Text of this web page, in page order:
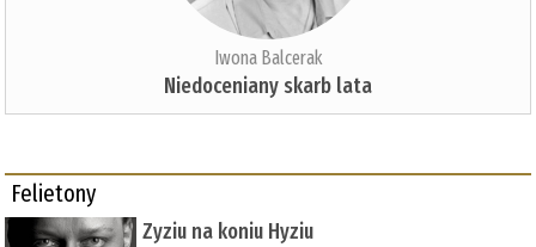
Iwona Balcerak
Niedoceniany skarb lata
Felietony
Zyziu na koniu Hyziu